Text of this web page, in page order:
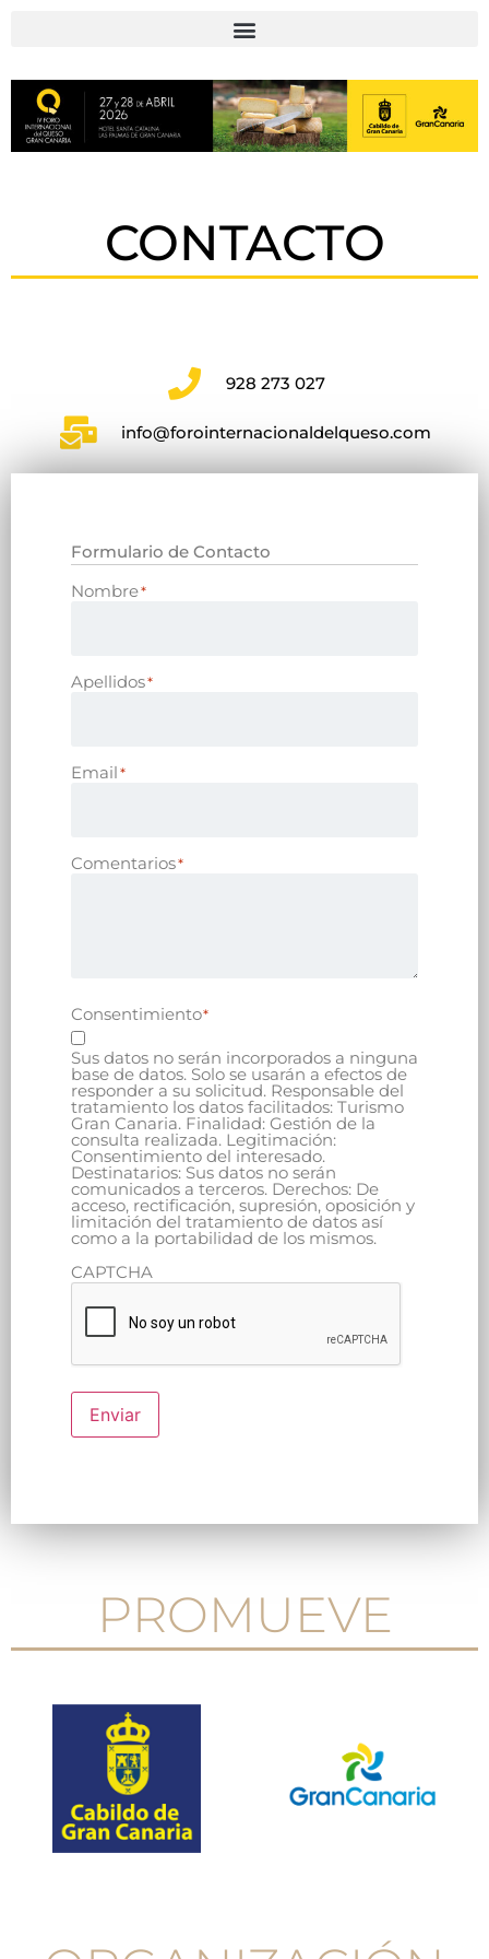
CONTACTO
928 273 027
info@forointernacionaldelqueso.com
Formulario de Contacto
Nombre*
Apellidos*
Email*
Comentarios*
Consentimiento*
Sus datos no serán incorporados a ninguna
base de datos. Solo se usarán a efectos de
responder a su solicitud. Responsable del
tratamiento los datos facilitados: Turismo
Gran Canaria. Finalidad: Gestión de la
consulta realizada. Legitimación:
Consentimiento del interesado.
Destinatarios: Sus datos no serán
comunicados a terceros. Derechos: De
acceso, rectificación, supresión, oposición y
limitación del tratamiento de datos así
como a la portabilidad de los mismos.
CAPTCHA
Enviar
PROMUEVE